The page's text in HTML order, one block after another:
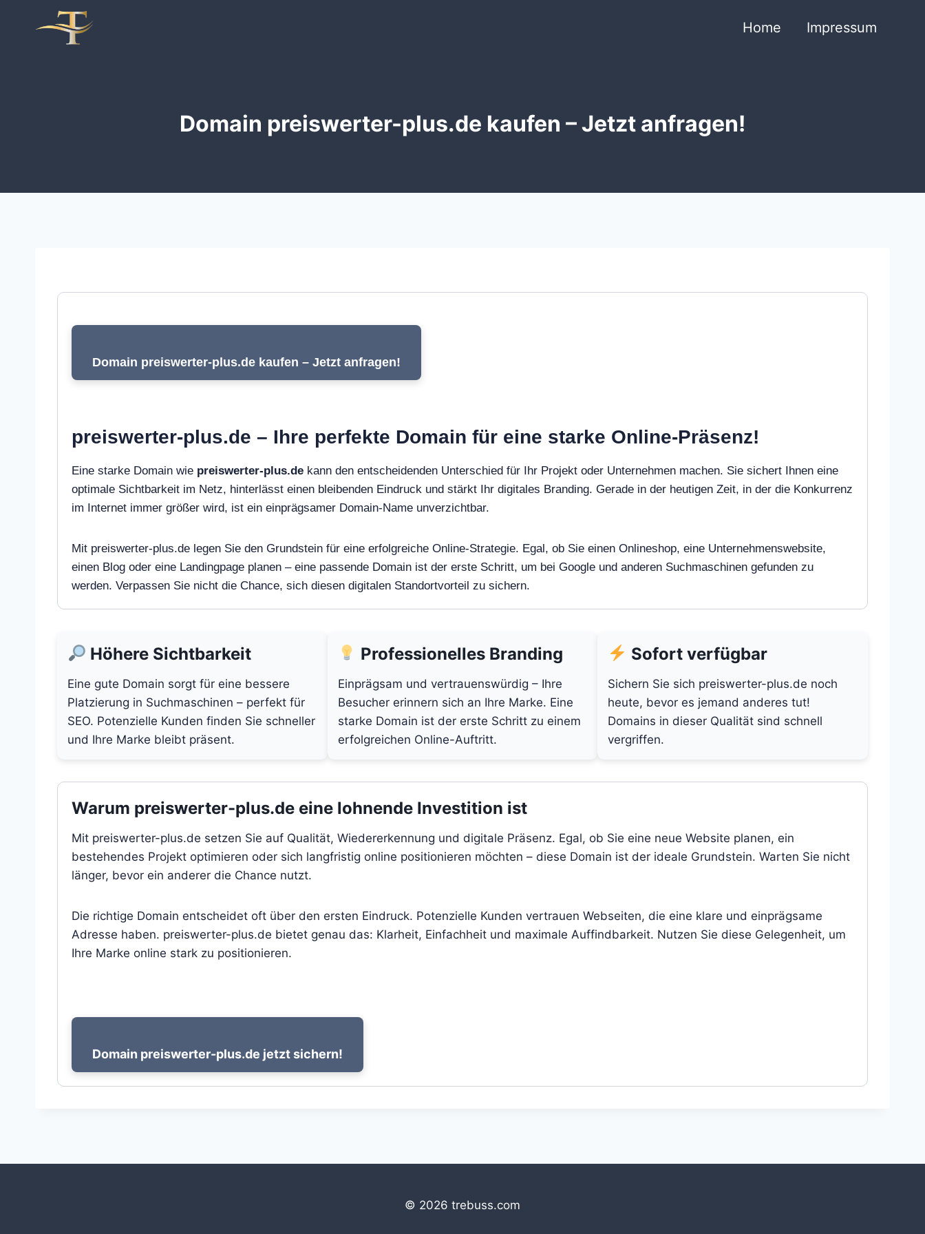
Home Impressum
Domain preiswerter-plus.de kaufen – Jetzt anfragen!
Domain preiswerter-plus.de kaufen – Jetzt anfragen!
preiswerter-plus.de – Ihre perfekte Domain für eine starke Online-Präsenz!
Eine starke Domain wie preiswerter-plus.de kann den entscheidenden Unterschied für Ihr Projekt oder Unternehmen machen. Sie sichert Ihnen eine
optimale Sichtbarkeit im Netz, hinterlässt einen bleibenden Eindruck und stärkt Ihr digitales Branding. Gerade in der heutigen Zeit, in der die Konkurrenz
im Internet immer größer wird, ist ein einprägsamer Domain-Name unverzichtbar.
Mit preiswerter-plus.de legen Sie den Grundstein für eine erfolgreiche Online-Strategie. Egal, ob Sie einen Onlineshop, eine Unternehmenswebsite,
einen Blog oder eine Landingpage planen – eine passende Domain ist der erste Schritt, um bei Google und anderen Suchmaschinen gefunden zu
werden. Verpassen Sie nicht die Chance, sich diesen digitalen Standortvorteil zu sichern.
Höhere Sichtbarkeit
Eine gute Domain sorgt für eine bessere
Platzierung in Suchmaschinen – perfekt für
SEO. Potenzielle Kunden finden Sie schneller
und Ihre Marke bleibt präsent.
Professionelles Branding
Einprägsam und vertrauenswürdig – Ihre
Besucher erinnern sich an Ihre Marke. Eine
starke Domain ist der erste Schritt zu einem
erfolgreichen Online-Auftritt.
Sofort verfügbar
Sichern Sie sich preiswerter-plus.de noch
heute, bevor es jemand anderes tut!
Domains in dieser Qualität sind schnell
vergriffen.
Warum preiswerter-plus.de eine lohnende Investition ist
Mit preiswerter-plus.de setzen Sie auf Qualität, Wiedererkennung und digitale Präsenz. Egal, ob Sie eine neue Website planen, ein
bestehendes Projekt optimieren oder sich langfristig online positionieren möchten – diese Domain ist der ideale Grundstein. Warten Sie nicht
länger, bevor ein anderer die Chance nutzt.
Die richtige Domain entscheidet oft über den ersten Eindruck. Potenzielle Kunden vertrauen Webseiten, die eine klare und einprägsame
Adresse haben. preiswerter-plus.de bietet genau das: Klarheit, Einfachheit und maximale Auffindbarkeit. Nutzen Sie diese Gelegenheit, um
Ihre Marke online stark zu positionieren.
Domain preiswerter-plus.de jetzt sichern!
© 2026 trebuss.com